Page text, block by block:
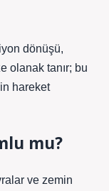
dönüşü,
olanak tanır; bu
hareket
mu?
ve zemin